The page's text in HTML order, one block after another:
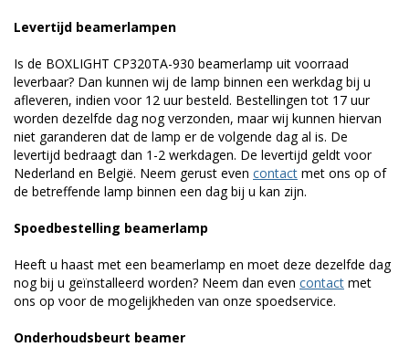
Levertijd beamerlampen
Is de BOXLIGHT CP320TA-930 beamerlamp uit voorraad
leverbaar? Dan kunnen wij de lamp binnen een werkdag bij u
afleveren, indien voor 12 uur besteld. Bestellingen tot 17 uur
worden dezelfde dag nog verzonden, maar wij kunnen hiervan
niet garanderen dat de lamp er de volgende dag al is. De
levertijd bedraagt dan 1-2 werkdagen. De levertijd geldt voor
Nederland en België. Neem gerust even contact met ons op of
de betreffende lamp binnen een dag bij u kan zijn.
Spoedbestelling beamerlamp
Heeft u haast met een beamerlamp en moet deze dezelfde dag
nog bij u geïnstalleerd worden? Neem dan even contact met
ons op voor de mogelijkheden van onze spoedservice.
Onderhoudsbeurt beamer